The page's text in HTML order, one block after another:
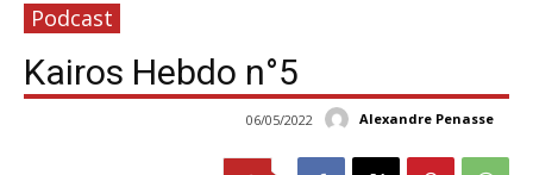
Podcast
Kairos Hebdo n°5
Alexandre Penasse
06/05/2022